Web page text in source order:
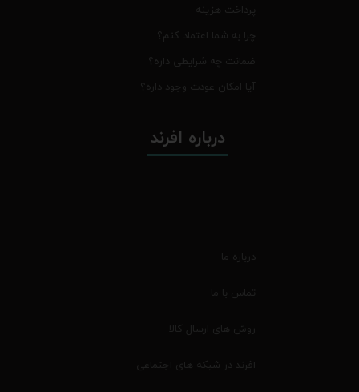
پرداخت هزینه
چرا به شما اعتماد کنم؟
ضمانت چه شرایطی داره؟
آیا امکان عودت وجود داره؟
درباره افرند
درباره ما
تماس با ما
روش های ارسال کالا
افرند در شبکه های اجتماعی